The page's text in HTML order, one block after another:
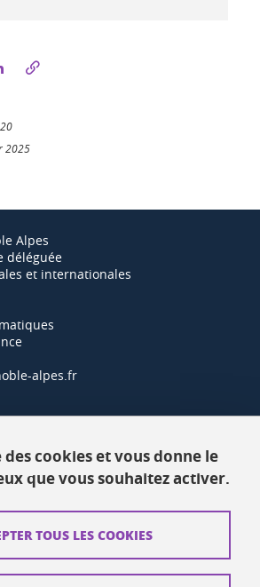
sur Facebook
Partager sur LinkedIn
2025
Alpes
déléguée
et internationales
alpes.fr
des cookies et vous donne le
que vous souhaitez activer.
TOUS LES COOKIES